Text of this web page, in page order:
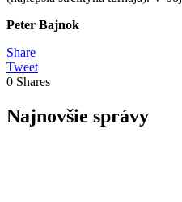
Peter Bajnok
Share
Tweet
0 Shares
Najnovšie správy